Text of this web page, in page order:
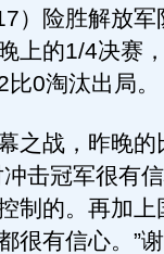
）险胜解放军
上的1/4决赛
0淘汰出局。
战，昨晚的
击冠军很有
制的。再加上
很有信心。”